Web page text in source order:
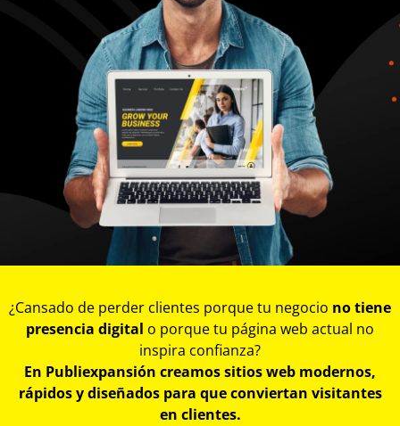
¿Cansado de perder clientes porque tu negocio no tiene
presencia digital o porque tu página web actual no
inspira confianza?
En Publiexpansión creamos sitios web modernos,
rápidos y diseñados para que conviertan visitantes
en clientes.